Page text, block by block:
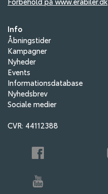
Info
Åbningstider
Kampagner
Nyheder
Events
Informationsdatabase
Nyhedsbrev
Sociale medier
CVR: 44112388